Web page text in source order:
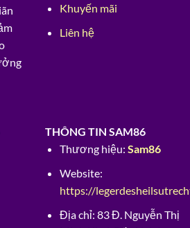
Khuyến mãi
Liên hệ
THÔNG TIN SAM86
Thương hiệu: Sam86
Website:
https://
Địa chỉ: 83 Đ. Nguyễn Thị